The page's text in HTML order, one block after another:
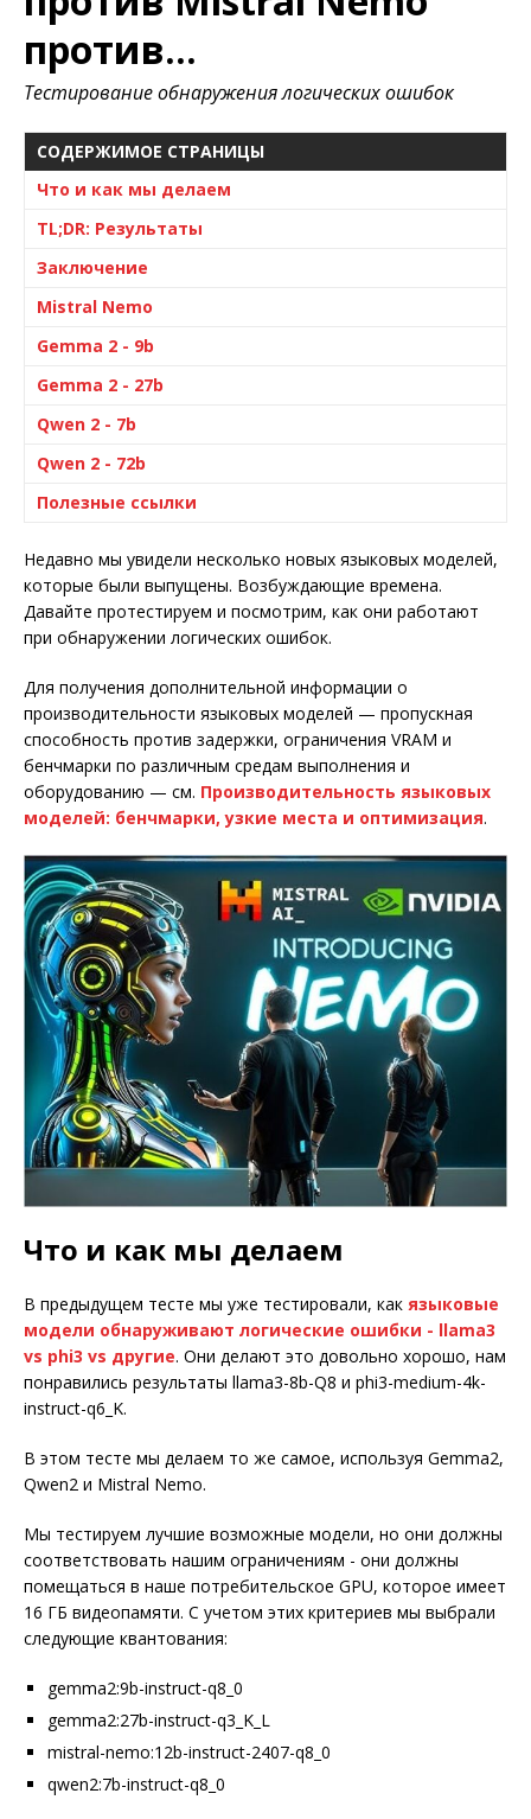
против...
Тестирование обнаружения логических ошибок
СОДЕРЖИМОЕ СТРАНИЦЫ
Что и как мы делаем
TL;DR: Результаты
Заключение
Mistral Nemo
Gemma 2 - 9b
Gemma 2 - 27b
Qwen 2 - 7b
Qwen 2 - 72b
Полезные ссылки
Недавно мы увидели несколько новых языковых моделей,
которые были выпущены. Возбуждающие времена.
Давайте протестируем и посмотрим, как они работают
при обнаружении логических ошибок.
Для получения дополнительной информации о
производительности языковых моделей — пропускная
способность против задержки, ограничения VRAM и
бенчмарки по различным средам выполнения и
оборудованию — см. Производительность языковых
моделей: бенчмарки, узкие места и оптимизация.
Что и как мы делаем
В предыдущем тесте мы уже тестировали, как языковые
модели обнаруживают логические ошибки - llama3
vs phi3 vs другие. Они делают это довольно хорошо, нам
понравились результаты llama3-8b-Q8 и phi3-medium-4k-
instruct-q6_K.
В этом тесте мы делаем то же самое, используя Gemma2,
Qwen2 и Mistral Nemo.
Мы тестируем лучшие возможные модели, но они должны
соответствовать нашим ограничениям - они должны
помещаться в наше потребительское GPU, которое имеет
16 ГБ видеопамяти. С учетом этих критериев мы выбрали
следующие квантования:
gemma2:9b-instruct-q8_0
gemma2:27b-instruct-q3_K_L
mistral-nemo:12b-instruct-2407-q8_0
qwen2:7b-instruct-q8_0